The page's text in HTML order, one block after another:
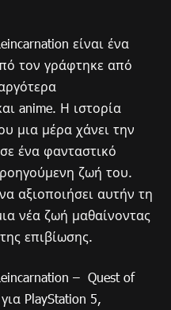
είναι ένα
τον γράφτηκε από
anime. Η ιστορία
μια μέρα χάνει την
ένα φανταστικό
ζωή του.
αξιοποιήσει αυτήν τη
νέα ζωή μαθαίνοντας
επιβίωσης.
– Quest of
PlayStation 5,